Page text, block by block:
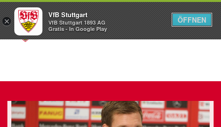
Menü
×
VfB Stuttgart
VfB Stuttgart 1893 AG
Gratis - In Google Play
ÖFFNEN